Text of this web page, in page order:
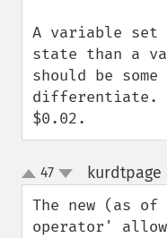
A variable
state than a
should be
differentiate.
$0.02.
up
down
47
The new (as
operator'